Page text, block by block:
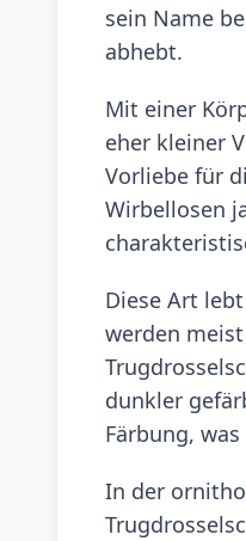
sein Name
abhebt.
Mit einer
eher kleiner
Vorliebe für
Wirbellosen
Diese Art
werden
dunkler
Färbung,
In der